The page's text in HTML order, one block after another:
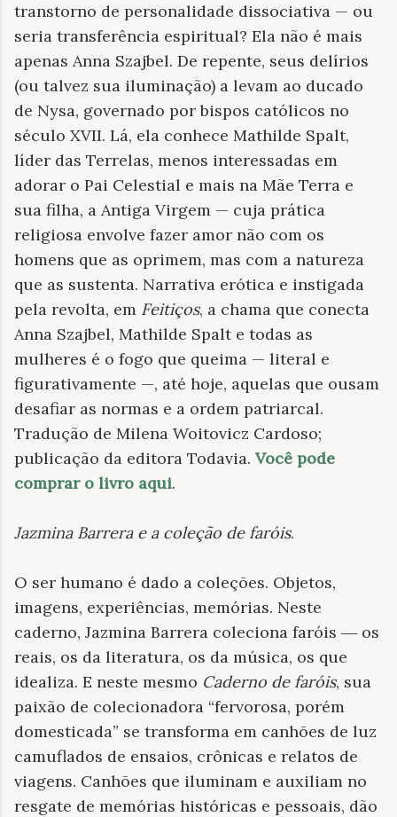
transtorno de personalidade dissociativa — ou
seria transferência espiritual? Ela não é mais
apenas Anna Szajbel. De repente, seus delírios
(ou talvez sua iluminação) a levam ao ducado
de Nysa, governado por bispos católicos no
século XVII. Lá, ela conhece Mathilde Spalt,
líder das Terrelas, menos interessadas em
adorar o Pai Celestial e mais na Mãe Terra e
sua filha, a Antiga Virgem — cuja prática
religiosa envolve fazer amor não com os
homens que as oprimem, mas com a natureza
que as sustenta. Narrativa erótica e instigada
pela revolta, em Feitiços, a chama que conecta
Anna Szajbel, Mathilde Spalt e todas as
mulheres é o fogo que queima — literal e
figurativamente —, até hoje, aquelas que ousam
desafiar as normas e a ordem patriarcal.
Tradução de Milena Woitovicz Cardoso;
publicação da editora Todavia. Você pode
comprar o livro aqui.
Jazmina Barrera e a coleção de faróis.
O ser humano é dado a coleções. Objetos,
imagens, experiências, memórias. Neste
caderno, Jazmina Barrera coleciona faróis ― os
reais, os da literatura, os da música, os que
idealiza. E neste mesmo Caderno de faróis, sua
paixão de colecionadora “fervorosa, porém
domesticada” se transforma em canhões de luz
camuflados de ensaios, crônicas e relatos de
viagens. Canhões que iluminam e auxiliam no
resgate de memórias históricas e pessoais, dão